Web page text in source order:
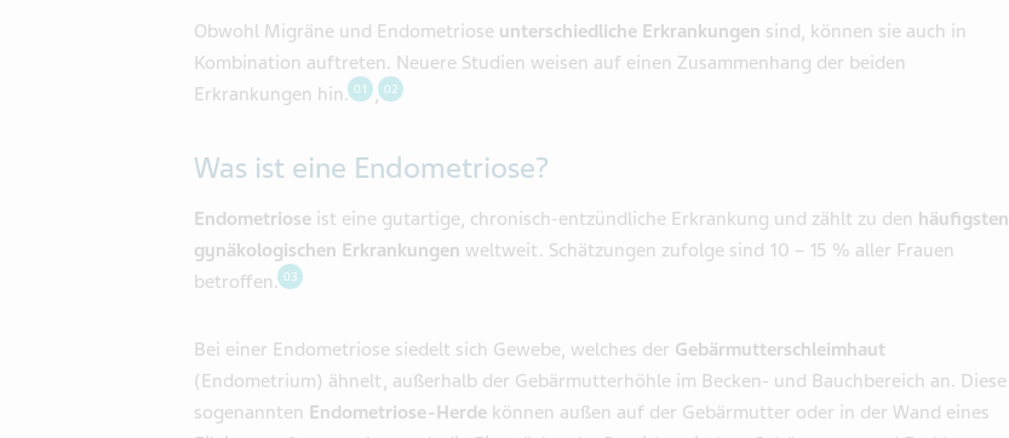
Obwohl Migräne und Endometriose unterschiedliche Erkrankungen sind, können sie auch in
Kombination auftreten. Neuere Studien weisen auf einen Zusammenhang der beiden
Erkrankungen hin. 01 , 02
Was ist eine Endometriose?
Endometriose ist eine gutartige, chronisch-entzündliche Erkrankung und zählt zu den häufigsten
gynäkologischen Erkrankungen weltweit. Schätzungen zufolge sind 10 – 15 % aller Frauen
betroffen. 03
Bei einer Endometriose siedelt sich Gewebe, welches der Gebärmutterschleimhaut
(Endometrium) ähnelt, außerhalb der Gebärmutterhöhle im Becken- und Bauchbereich an. Diese
sogenannten Endometriose-Herde können außen auf der Gebärmutter oder in der Wand eines